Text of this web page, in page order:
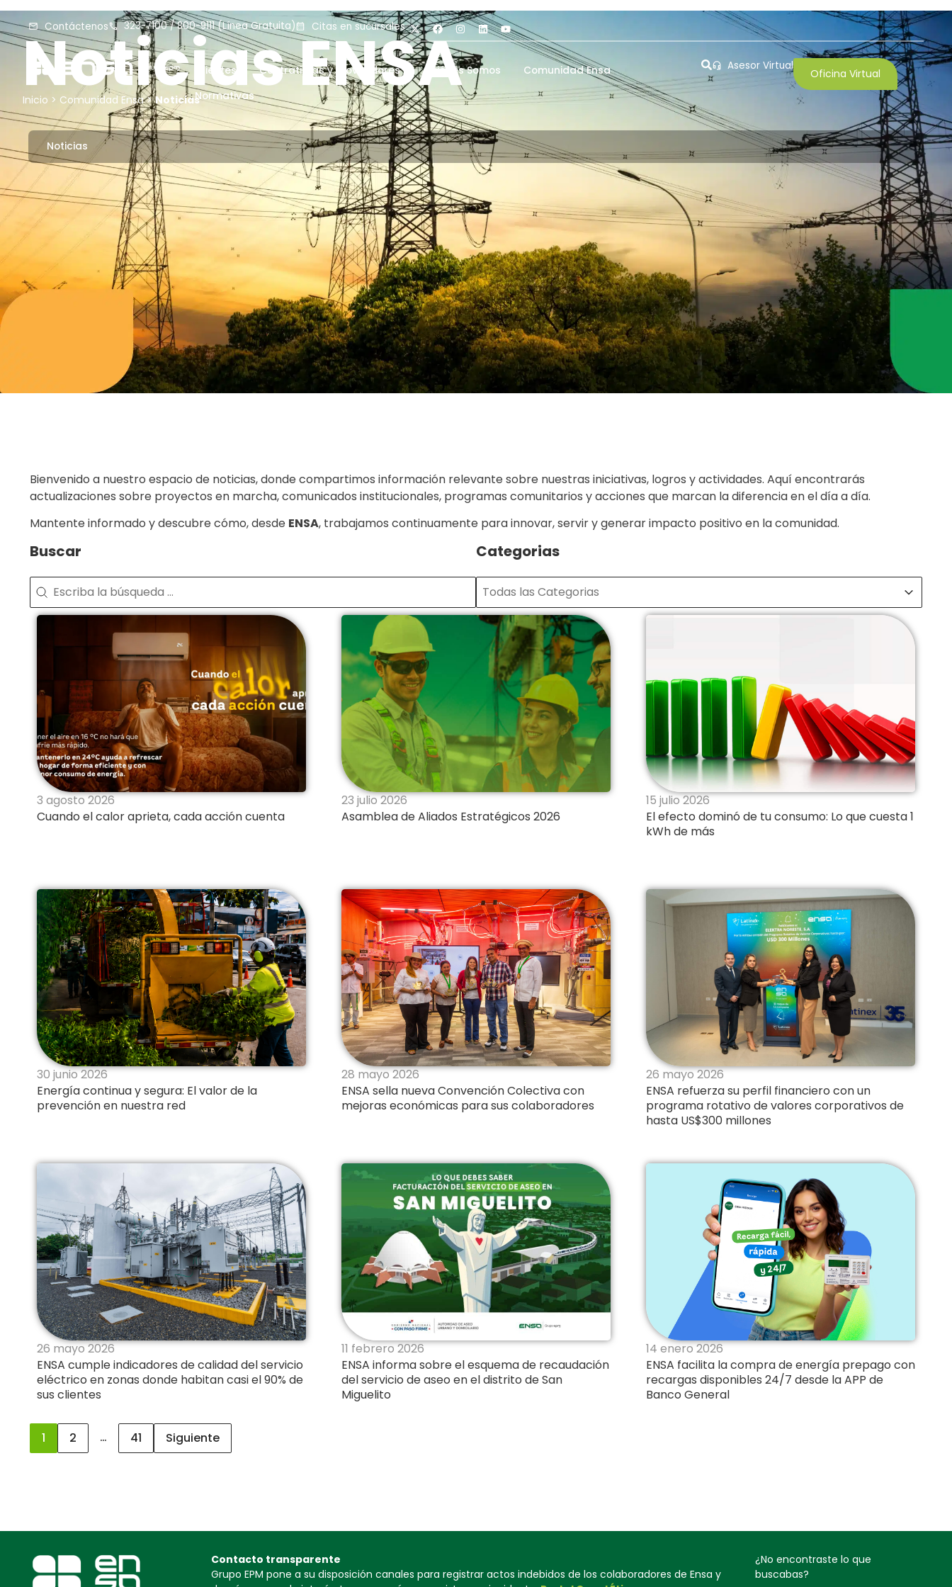
Contáctenos 323-7100 / 800-9111 (Línea Gratuita) Citas en sucursales
Clientes Contratistas y Proveedores Quiénes Somos
Comunidad Ensa
Normativas
Asesor Virtual
Oficina Virtual
Noticias
Noticias ENSA
Inicio > Comunidad Ensa>Noticias
Bienvenido a nuestro espacio de noticias, donde compartimos información relevante sobre nuestras iniciativas, logros y actividades. Aquí encontrarás
actualizaciones sobre proyectos en marcha, comunicados institucionales, programas comunitarios y acciones que marcan la diferencia en el día a día.
Mantente informado y descubre cómo, desde ENSA, trabajamos continuamente para innovar, servir y generar impacto positivo en la comunidad.
Buscar
Buscar
Buscar
Categorias
Categorias
Categorias
Categorias
3 agosto 2026
Cuando el calor aprieta, cada acción cuenta
23 julio 2026
Asamblea de Aliados Estratégicos 2026
15 julio 2026
El efecto dominó de tu consumo: Lo que cuesta 1
kWh de más
30 junio 2026
Energía continua y segura: El valor de la
prevención en nuestra red
28 mayo 2026
ENSA sella nueva Convención Colectiva con
mejoras económicas para sus colaboradores
26 mayo 2026
ENSA refuerza su perfil financiero con un
programa rotativo de valores corporativos de
hasta US$300 millones
26 mayo 2026
ENSA cumple indicadores de calidad del servicio
eléctrico en zonas donde habitan casi el 90% de
sus clientes
11 febrero 2026
ENSA informa sobre el esquema de recaudación
del servicio de aseo en el distrito de San
Miguelito
14 enero 2026
ENSA facilita la compra de energía prepago con
recargas disponibles 24/7 desde la APP de
Banco General
1 2 … 41 Siguiente
Contacto transparente
Grupo EPM pone a su disposición canales para registrar actos indebidos de los colaboradores de Ensa y
¿No encontraste lo que
buscabas?